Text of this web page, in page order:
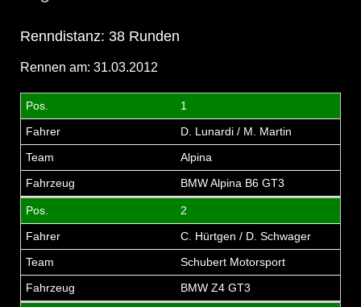
Renndistanz: 38 Runden
Rennen am: 31.03.2012
1
D. Lunardi / M. Martin
Alpina
BMW Alpina B6 GT3
2
C. Hürtgen / D. Schwager
Schubert Motorsport
BMW Z4 GT3